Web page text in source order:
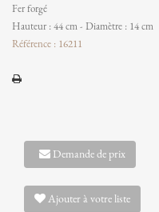
Fer forgé
Hauteur : 44 cm - Diamètre : 14 cm
Référence : 16211
Demande de prix
Ajouter à votre liste